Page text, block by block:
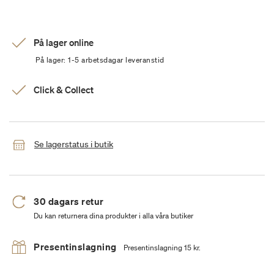
På lager online
På lager: 1-5 arbetsdagar leveranstid
Click & Collect
Se lagerstatus i butik
30 dagars retur
Du kan returnera dina produkter i alla våra butiker
Presentinslagning Presentinslagning 15 kr.